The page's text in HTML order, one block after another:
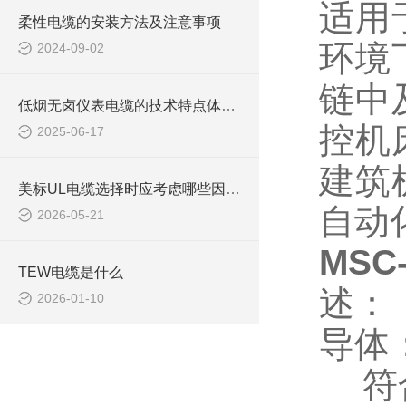
柔性电缆的安装方法及注意事项
2024-09-02
低烟无卤仪表电缆的技术特点体现在哪些方面？
2025-06-17
美标UL电缆选择时应考虑哪些因素？
2026-05-21
TEW电缆是什么
2026-01-10
适用
环境
链中
控机
建筑
自动
述：
导体
符